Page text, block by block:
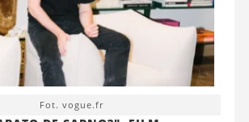
Fot. vogue.fr